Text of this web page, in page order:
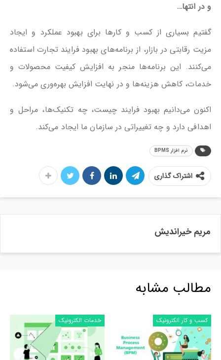
و در انتها…
گفتیم بسیاری از کسب و کارها برای بهبود عملکرد و ایجاد
مزیت رقابتی در بازار، از برنامه‌های بهبود فرایند تجارت استفاده
می‌کنند. این برنامه‌ها منجر به افزایش کیفیت محصولات و
خدمات، کاهش هزینه‌ها و در نهایت افزایش بهره‌وری می‌شود.
اکنون می‌دانیم بهبود فرایند چیست، چه تکنیک‌ها، مراحل و
اهدافی دارد و چه تغییراتی در سازمان ما ایجاد می‌کند.
نرم افزار BPMS
اشتراک گذاری
مریم خیراندیش
مطالب مشابه
کسب و کار الکترونیک خدمات الکترونیک